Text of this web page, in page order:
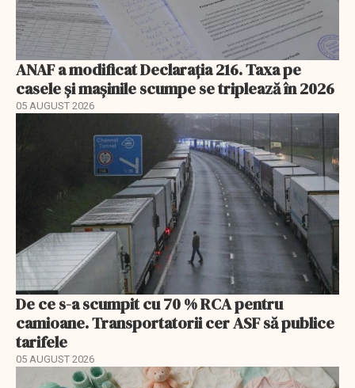
ANAF a modificat Declarația 216. Taxa pe
casele și mașinile scumpe se triplează în 2026
05 AUGUST 2026
De ce s-a scumpit cu 70 % RCA pentru
camioane. Transportatorii cer ASF să publice
tarifele
05 AUGUST 2026